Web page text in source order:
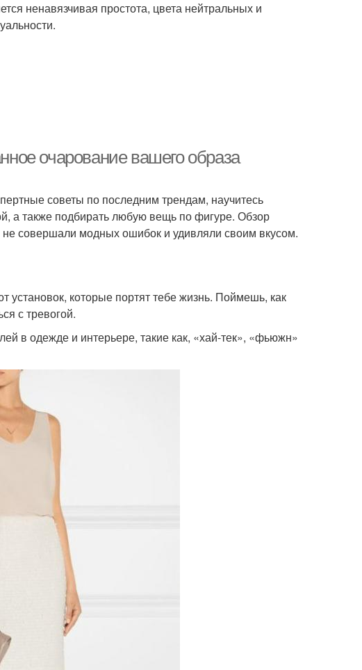
ненавязчивая простота, цвета нейтральных и
очарование вашего образа
советы по последним трендам, научитесь
а также подбирать любую вещь по фигуре. Обзор
совершали модных ошибок и удивляли своим вкусом.
которые портят тебе жизнь. Поймешь, как
с тревогой.
в одежде и интерьере, такие как, «хай-тек», «фьюжн»